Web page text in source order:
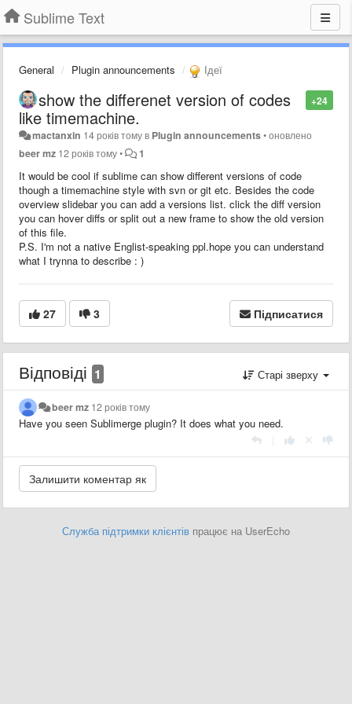
Sublime Text
General Plugin announcements Ідеї
+24
show the differenet version of codes
like timemachine.
mactanxin 14 років томув Plugin announcements•оновлено
beer mz 12 років тому• 1
It would be cool if sublime can show different versions of code
though a timemachine style with svn or git etc. Besides the code
overview slidebar you can add a versions list. click the diff version
you can hover diffs or split out a new frame to show the old version
of this file.
P.S. I'm not a native Englist-speaking ppl.hope you can understand
what I trynna to describe : )
27 3 Підписатися
Відповіді 1 Старі зверху
beer mz 12 років тому
Have you seen Sublimerge plugin? It does what you need.
Служба підтримки клієнтів працює на UserEcho